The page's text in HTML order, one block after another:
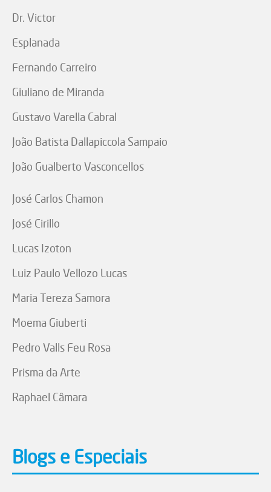
Dr. Victor
Esplanada
Fernando Carreiro
Giuliano de Miranda
Gustavo Varella Cabral
João Batista Dallapiccola Sampaio
João Gualberto Vasconcellos
José Carlos Chamon
José Cirillo
Lucas Izoton
Luiz Paulo Vellozo Lucas
Maria Tereza Samora
Moema Giuberti
Pedro Valls Feu Rosa
Prisma da Arte
Raphael Câmara
Blogs e Especiais